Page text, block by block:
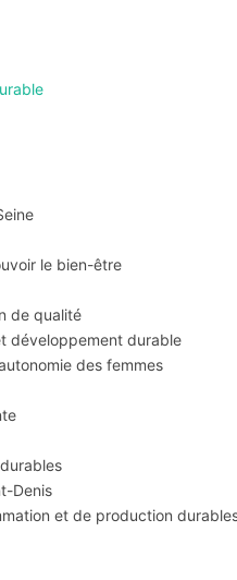
le bien-être
de qualité
développement durable
des femmes
Denis
et de production